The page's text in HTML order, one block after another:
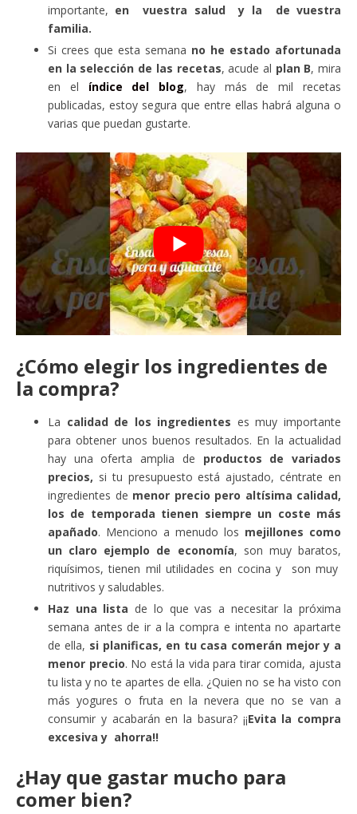
importante, en vuestra salud y la de vuestra
familia.
Si crees que esta semana no he estado afortunada
en la selección de las recetas, acude al plan B, mira
en el índice del blog, hay más de mil recetas
publicadas, estoy segura que entre ellas habrá alguna o
varias que puedan gustarte.
¿Cómo elegir los ingredientes de
la compra?
La calidad de los ingredientes es muy importante
para obtener unos buenos resultados. En la actualidad
hay una oferta amplia de productos de variados
precios, si tu presupuesto está ajustado, céntrate en
ingredientes de menor precio pero altísima calidad,
los de temporada tienen siempre un coste más
apañado. Menciono a menudo los mejillones como
un claro ejemplo de economía, son muy baratos,
riquísimos, tienen mil utilidades en cocina y son muy
nutritivos y saludables.
Haz una lista de lo que vas a necesitar la próxima
semana antes de ir a la compra e intenta no apartarte
de ella, si planificas, en tu casa comerán mejor y a
menor precio. No está la vida para tirar comida, ajusta
tu lista y no te apartes de ella. ¿Quien no se ha visto con
más yogures o fruta en la nevera que no se van a
consumir y acabarán en la basura? ¡¡Evita la compra
excesiva y ahorra!!
¿Hay que gastar mucho para
comer bien?